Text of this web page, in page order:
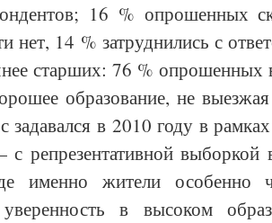
16 % опрошенных
нет, 14 % затруднились с
старших: 76 % опрошенных
образование, не
задавался в 2010 году в
репрезентативной
именно жители особенно
в высоком